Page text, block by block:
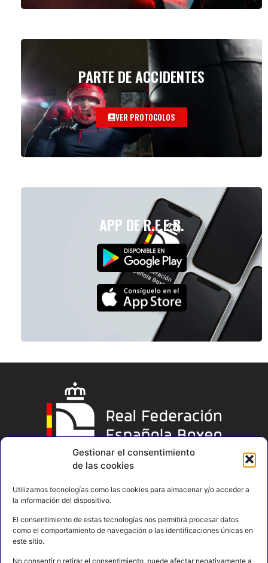
Gestionar el consentimiento
de las cookies
Utilizamos tecnologías como las cookies para almacenar y/o acceder a
la información del dispositivo.
El consentimiento de estas tecnologías nos permitirá procesar datos
como el comportamiento de navegación o las identificaciones únicas en
este sitio.
No consentir o retirar el consentimiento, puede afectar negativamente a
PARTE DE ACCIDENTES
VER PROTOCOLOS
APP DE R.F.E.B.